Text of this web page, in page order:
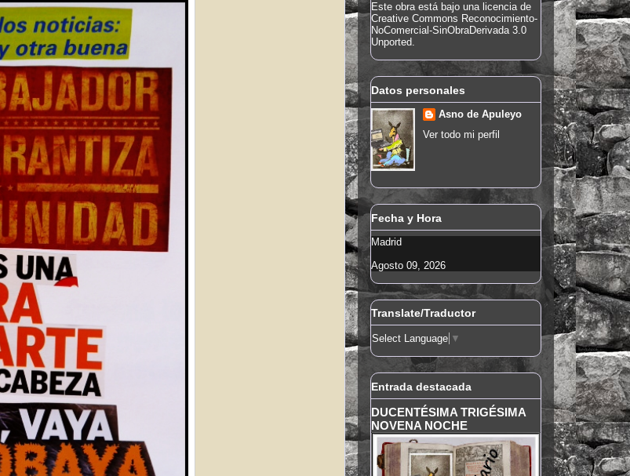
Este obraestá bajo una licencia de
Creative Commons Reconocimiento-
NoComercial-SinObraDerivada 3.0
Unported.
Datos personales
Asno de Apuleyo
Ver todo mi perfil
Fecha y Hora
Madrid
Agosto 09, 2026
Translate/Traductor
Select Language ▼
Entrada destacada
DUCENTÉSIMA TRIGÉSIMA
NOVENA NOCHE